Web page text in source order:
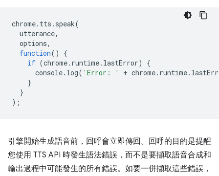
chrome. tts . speak(
utterance,
options,
function()
{
if (chrome. runtime. lastError)
{
console. log( 'Error: ' + chrome. runtime.
}
}
);
引擎開始生成語音前，回呼會立即傳回。回呼的目的是提醒
您使用 TTS API 時發生語法錯誤，而不是要擷取語音合成和
輸出過程中可能發生的所有錯誤。如要一併擷取這些錯誤，